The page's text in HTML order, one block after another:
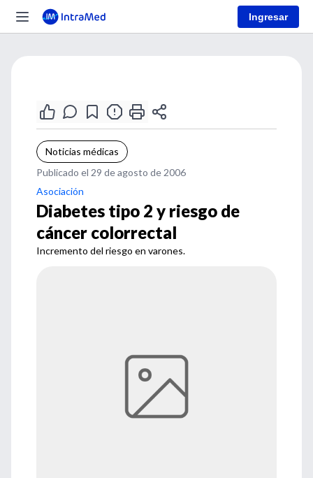
Ingresar
Noticias médicas
Publicado el 29 de agosto de 2006
Asociación
Diabetes tipo 2 y riesgo de
cáncer colorrectal
Incremento del riesgo en varones.